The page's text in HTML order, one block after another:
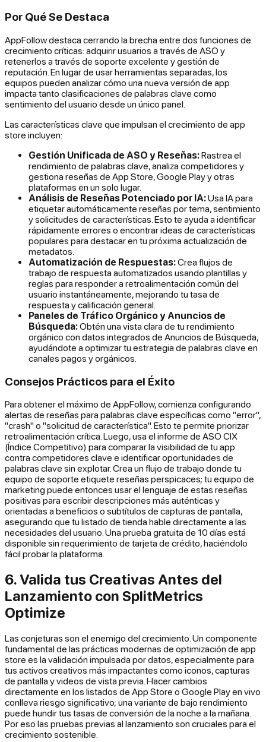
Por Qué Se Destaca
AppFollow destaca cerrando la brecha entre dos funciones de
crecimiento críticas: adquirir usuarios a través de ASO y
retenerlos a través de soporte excelente y gestión de
reputación. En lugar de usar herramientas separadas, los
equipos pueden analizar cómo una nueva versión de app
impacta tanto clasificaciones de palabras clave como
sentimiento del usuario desde un único panel.
Las características clave que impulsan el crecimiento de app
store incluyen:
Gestión Unificada de ASO y Reseñas:Rastrea el
rendimiento de palabras clave, analiza competidores y
gestiona reseñas de App Store, Google Play y otras
plataformas en un solo lugar.
Análisis de Reseñas Potenciado por IA:Usa IA para
etiquetar automáticamente reseñas por tema, sentimiento
y solicitudes de características. Esto te ayuda a identificar
rápidamente errores o encontrar ideas de características
populares para destacar en tu próxima actualización de
metadatos.
Automatización de Respuestas:Crea flujos de
trabajo de respuesta automatizados usando plantillas y
reglas para responder a retroalimentación común del
usuario instantáneamente, mejorando tu tasa de
respuesta y calificación general.
Paneles de Tráfico Orgánico y Anuncios de
Búsqueda:Obtén una vista clara de tu rendimiento
orgánico con datos integrados de Anuncios de Búsqueda,
ayudándote a optimizar tu estrategia de palabras clave en
canales pagos y orgánicos.
Consejos Prácticos para el Éxito
Para obtener el máximo de AppFollow, comienza configurando
alertas de reseñas para palabras clave específicas como "error",
"crash" o "solicitud de característica". Esto te permite priorizar
retroalimentación crítica. Luego, usa el informe de ASO CIX
(Índice Competitivo) para comparar la visibilidad de tu app
contra competidores clave e identificar oportunidades de
palabras clave sin explotar. Crea un flujo de trabajo donde tu
equipo de soporte etiquete reseñas perspicaces; tu equipo de
marketing puede entonces usar el lenguaje de estas reseñas
positivas para escribir descripciones más auténticas y
orientadas a beneficios o subtítulos de capturas de pantalla,
asegurando que tu listado de tienda hable directamente a las
necesidades del usuario. Una prueba gratuita de 10 días está
disponible sin requerimiento de tarjeta de crédito, haciéndolo
fácil probar la plataforma.
6. Valida tus Creativas Antes del
Lanzamiento con SplitMetrics
Optimize
Las conjeturas son el enemigo del crecimiento. Un componente
fundamental de las prácticas modernas de optimización de app
store es la validación impulsada por datos, especialmente para
tus activos creativos más impactantes como iconos, capturas
de pantalla y videos de vista previa. Hacer cambios
directamente en los listados de App Store o Google Play en vivo
conlleva riesgo significativo; una variante de bajo rendimiento
puede hundir tus tasas de conversión de la noche a la mañana.
Por eso las pruebas previas al lanzamiento son cruciales para el
crecimiento sostenible.